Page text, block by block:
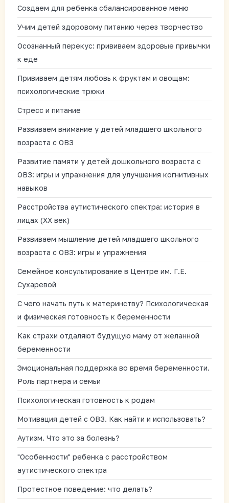
Создаем для ребенка сбалансированное меню
Учим детей здоровому питанию через творчество
Осознанный перекус: прививаем здоровые привычки
к еде
Прививаем детям любовь к фруктам и овощам:
психологические трюки
Стресс и питание
Развиваем внимание у детей младшего школьного
возраста с ОВЗ
Развитие памяти у детей дошкольного возраста с
ОВЗ: игры и упражнения для улучшения когнитивных
навыков
Расстройства аутистического спектра: история в
лицах (XX век)
Развиваем мышление детей младшего школьного
возраста с ОВЗ: игры и упражнения
Семейное консультирование в Центре им. Г.Е.
Сухаревой
С чего начать путь к материнству? Психологическая
и физическая готовность к беременности
Как страхи отдаляют будущую маму от желанной
беременности
Эмоциональная поддержка во время беременности.
Роль партнера и семьи
Психологическая готовность к родам
Мотивация детей с ОВЗ. Как найти и использовать?
Аутизм. Что это за болезнь?
"Особенности" ребенка с расстройством
аутистического спектра
Протестное поведение: что делать?